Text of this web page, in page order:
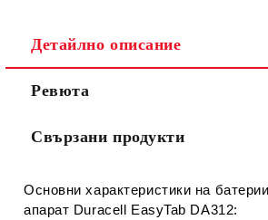
Съгласен съм с
Ние ще се свържем с вас в рамките на
Детайлно описание
Ревюта
Свързани продукти
Основни характеристики на
апарат Duracell EasyTab DA312: